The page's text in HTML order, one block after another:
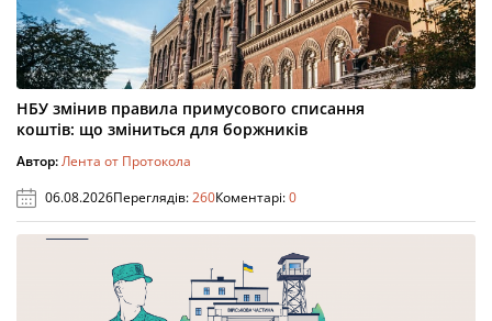
НБУ змінив правила примусового списання
коштів: що зміниться для боржників
Автор:Лента от Протокола
06.08.2026Переглядів:260Коментарі:0